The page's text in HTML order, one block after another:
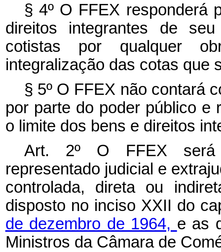
§ 4º O FFEX responderá
direitos integrantes de
cotistas por qualquer
integralização das cotas que
§ 5º O FFEX não contará
por parte do poder público e
o limite dos bens e direitos
Art. 2º O FFEX será
representado judicial e
controlada, direta ou
disposto no inciso XXII do
de dezembro de 1964, e as
Ministros da Câmara de